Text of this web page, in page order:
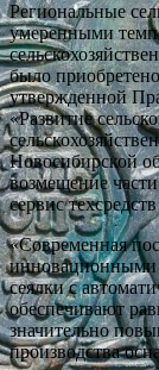
Региональные
умеренными
было
утвержденной
«Развитие
Новосибирской
возмещение
сервис
«Современная
инновационными
сеялки с
обеспечивают
значительно
производства